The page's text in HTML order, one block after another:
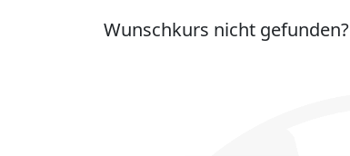
Wunschkurs nicht gefunden?